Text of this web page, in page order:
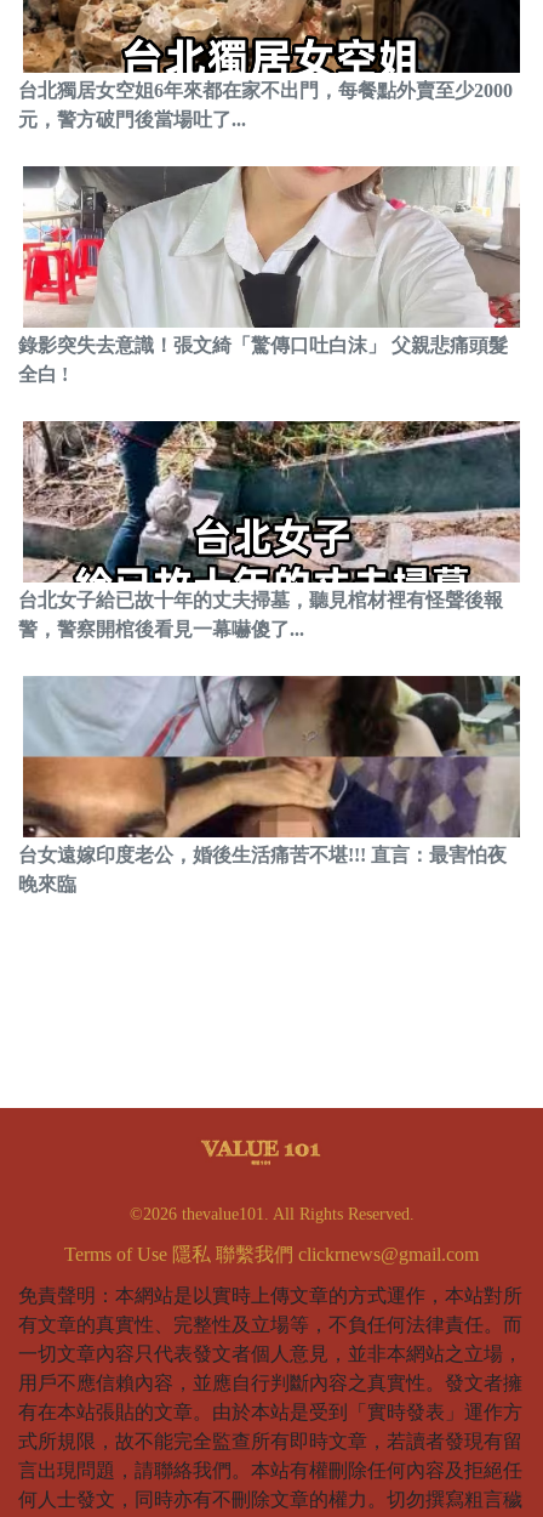
台北獨居女空姐6年來都在家不出門，每餐點外賣至少2000
元，警方破門後當場吐了...
錄影突失去意識！張文綺「驚傳口吐白沫」 父親悲痛頭髮
全白 !
台北女子給已故十年的丈夫掃墓，聽見棺材裡有怪聲後報
警，警察開棺後看見一幕嚇傻了...
台女遠嫁印度老公，婚後生活痛苦不堪!!! 直言：最害怕夜
晚來臨
©2026 thevalue101. All Rights Reserved.
Terms of Use 隱私 聯繫我們 clickrnews@gmail.com
免責聲明：本網站是以實時上傳文章的方式運作，本站對所
有文章的真實性、完整性及立場等，不負任何法律責任。而
一切文章內容只代表發文者個人意見，並非本網站之立場，
用戶不應信賴內容，並應自行判斷內容之真實性。發文者擁
有在本站張貼的文章。由於本站是受到「實時發表」運作方
式所規限，故不能完全監查所有即時文章，若讀者發現有留
言出現問題，請聯絡我們。本站有權刪除任何內容及拒絕任
何人士發文，同時亦有不刪除文章的權力。切勿撰寫粗言穢